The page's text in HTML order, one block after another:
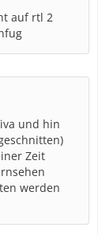
auf rtl 2
und hin
Zeit
werden